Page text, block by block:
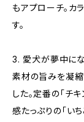
もアプローチ。カ
す。
3. 愛犬が夢中にな
素材の旨みを凝縮
した。定番の「チ
感たっぷりの「い